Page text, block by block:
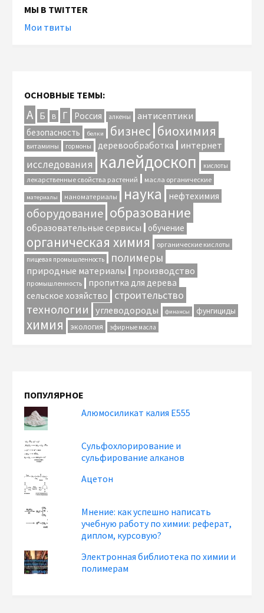
МЫ В TWITTER
Мои твиты
ОСНОВНЫЕ ТЕМЫ:
А Б В Г Россия алкены антисептики
безопасность белки бизнес биохимия
витамины гормоны деревообработка интернет
исследования калейдоскоп кислоты
лекарственные свойства растений масла органические
материалы наноматериалы наука нефтехимия
оборудование образование
образовательные сервисы обучение
органическая химия органические кислоты
пищевая промышленность полимеры
природные материалы производство
промышленность
пропитка для дерева
сельское хозяйство
строительство
технологии углеводороды финансы фунгициды
химия экология эфирные масла
ПОПУЛЯРНОЕ
Алюмосиликат калия Е555
Сульфохлорирование и
сульфирование алканов
Ацетон
Мнение: как успешно написать
учебную работу по химии: реферат,
диплом, курсовую?
Электронная библиотека по химии и
полимерам